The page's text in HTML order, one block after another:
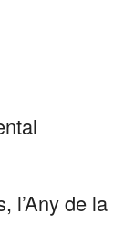
l’Any de la